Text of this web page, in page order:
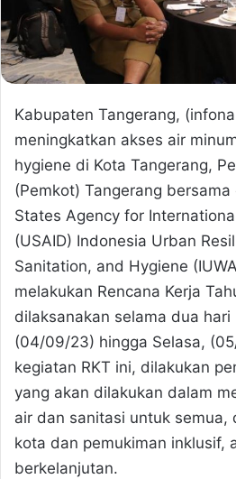
Kabupaten Tangerang,
meningkatkan akses air
hygiene di Kota Tangerang,
(Pemkot) Tangerang
States Agency for
(USAID) Indonesia Urban
Sanitation, and Hygiene
melakukan Rencana Kerja
dilaksanakan selama dua hari
(04/09/23) hingga Selasa,
kegiatan RKT ini, dilakukan
yang akan dilakukan dalam
air dan sanitasi untuk semua,
kota dan pemukiman inklusif,
berkelanjutan.